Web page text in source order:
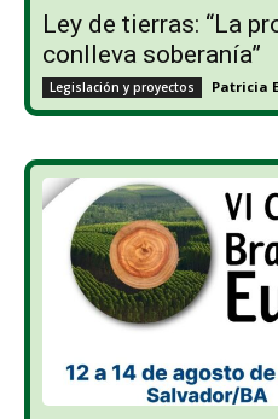
Ley de tierras: “La
conlleva soberanía”
Legislación y proyectos Patricia